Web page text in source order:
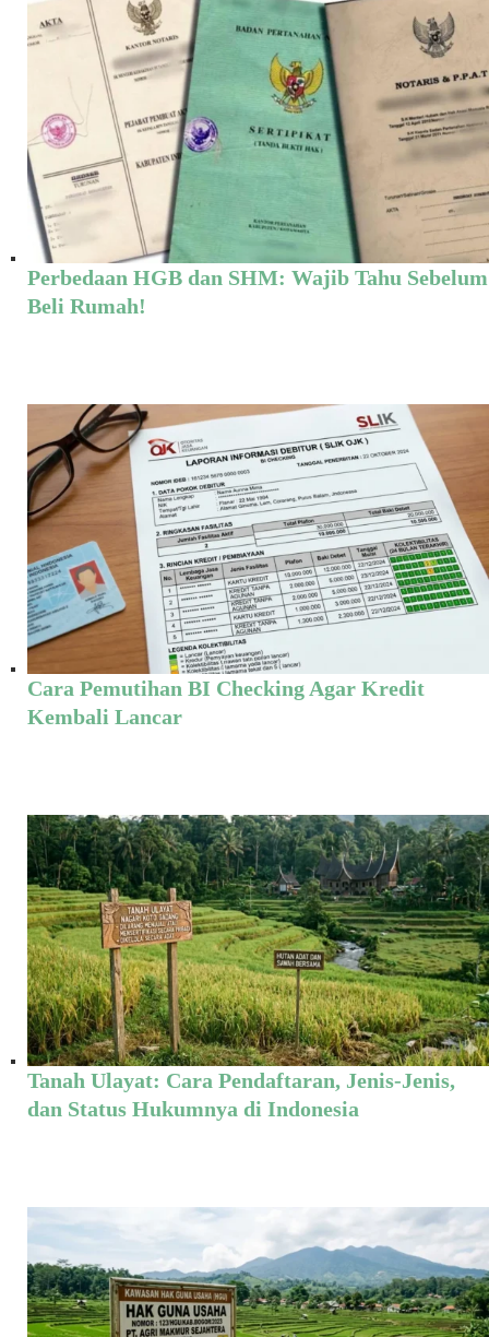
Perbedaan HGB dan SHM: Wajib Tahu Sebelum
Beli Rumah!
Cara Pemutihan BI Checking Agar Kredit
Kembali Lancar
Tanah Ulayat: Cara Pendaftaran, Jenis-Jenis,
dan Status Hukumnya di Indonesia